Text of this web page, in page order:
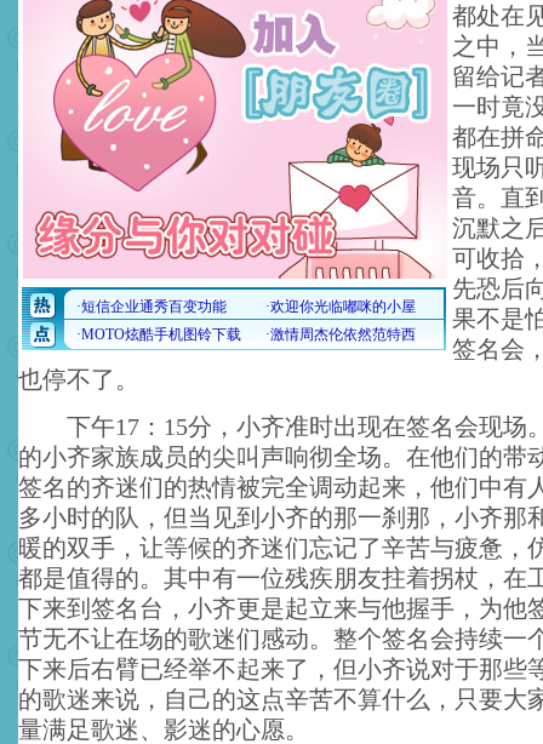
都处在
之中，
留给记
一时竟
都在拼
现场只
音。直
沉默之
可收拾
先恐后
果不是
签名会
也停不了。
下午17：15分，小齐准时出现在签名会现场
的小齐家族成员的尖叫声响彻全场。在他们的带
签名的齐迷们的热情被完全调动起来，他们中有
多小时的队，但当见到小齐的那一刹那，小齐那
暖的双手，让等候的齐迷们忘记了辛苦与疲惫，
都是值得的。其中有一位残疾朋友拄着拐杖，在
下来到签名台，小齐更是起立来与他握手，为他
节无不让在场的歌迷们感动。整个签名会持续一
下来后右臂已经举不起来了，但小齐说对于那些
的歌迷来说，自己的这点辛苦不算什么，只要大
量满足歌迷、影迷的心愿。